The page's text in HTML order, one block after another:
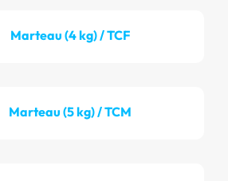
Marteau (4 kg) / TCF
Marteau (5 kg) / TCM